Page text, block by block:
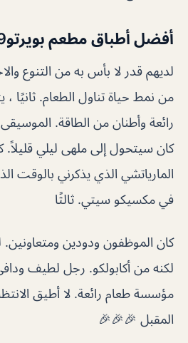
أفضل أطباق مطعم بويرتو
لديهم قدر لا بأس به من التنوع
من نمط حياة تناول الطعام. ثانيًا ،
رائعة وأطنان من الطاقة.
كان سيتحول إلى ملهى ليلي قليلاً.
المارياتشي الذي يذكرني بالوقت
في مكسيكو سيتي. ثالثًا
كان الموظفون ودودين
لكنه من أكابولكو. رجل لطيف
مؤسسة طعام رائعة. لا أطيق
المقبل 🎉🎉🎉